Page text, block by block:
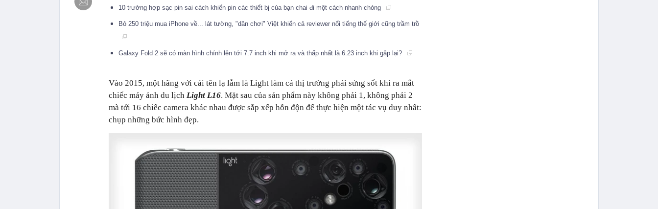
10 trường hợp sạc pin sai cách khiến pin các thiết bị của bạn chai đi một cách nhanh chóng
Bỏ 250 triệu mua iPhone về... lát tường, "dân chơi" Việt khiến cả reviewer nổi tiếng thế giới cũng trầm trồ
Galaxy Fold 2 sẽ có màn hình chính lên tới 7.7 inch khi mở ra và thấp nhất là 6.23 inch khi gập lại?
Vào 2015, một hãng với cái tên lạ lẫm là Light làm cả thị trường phải sửng sốt khi ra mắt
chiếc máy ảnh du lịch Light L16. Mặt sau của sản phẩm này không phải 1, không phải 2
mà tới 16 chiếc camera khác nhau được sắp xếp hỗn độn để thực hiện một tác vụ duy nhất:
chụp những bức hình đẹp.